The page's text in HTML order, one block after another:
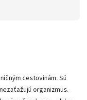
cestovinám. Sú
organizmus.